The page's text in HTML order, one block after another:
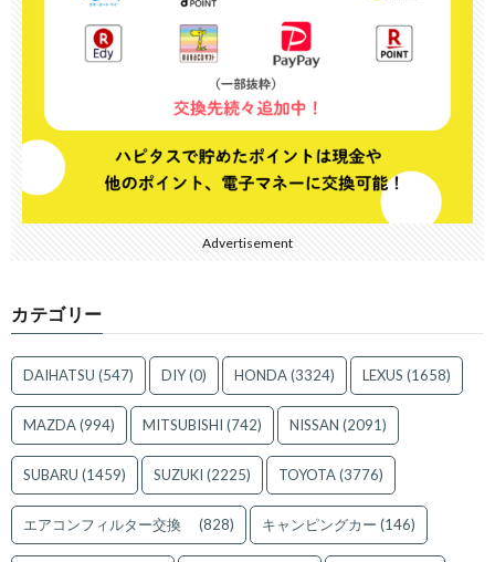
Advertisement
カテゴリー
DAIHATSU (547) DIY(0) HONDA(3324) LEXUS (1658)
MAZDA(994) MITSUBISHI (742) NISSAN (2091)
SUBARU (1459) SUZUKI (2225) TOYOTA(3776)
エアコンフィルター交換 (828) キャンピングカー (146)